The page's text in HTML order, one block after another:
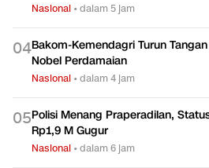
Nasional •dalam 5 jam
04Bakom-Kemendagri Turun
Nobel Perdamaian
Nasional •dalam 4 jam
05Polisi Menang Praperadilan,
Rp1,9 M Gugur
Nasional •dalam 6 jam